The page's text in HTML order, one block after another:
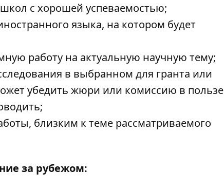
с хорошей успеваемостью;
языка, на котором будет
работу на актуальную научную тему;
в выбранном для гранта или
убедить жюри или комиссию в пользе
близким к теме рассматриваемого
за рубежом: